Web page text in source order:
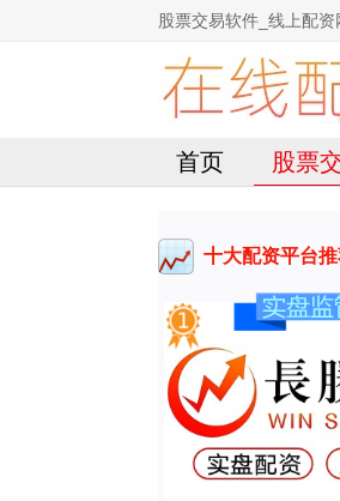
股票交易软件_线上配
首页 股票
十大配资平台